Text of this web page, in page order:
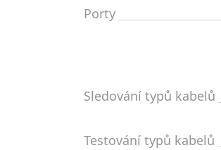
Porty
Sledování typů kabelů
Testování typů kabelů